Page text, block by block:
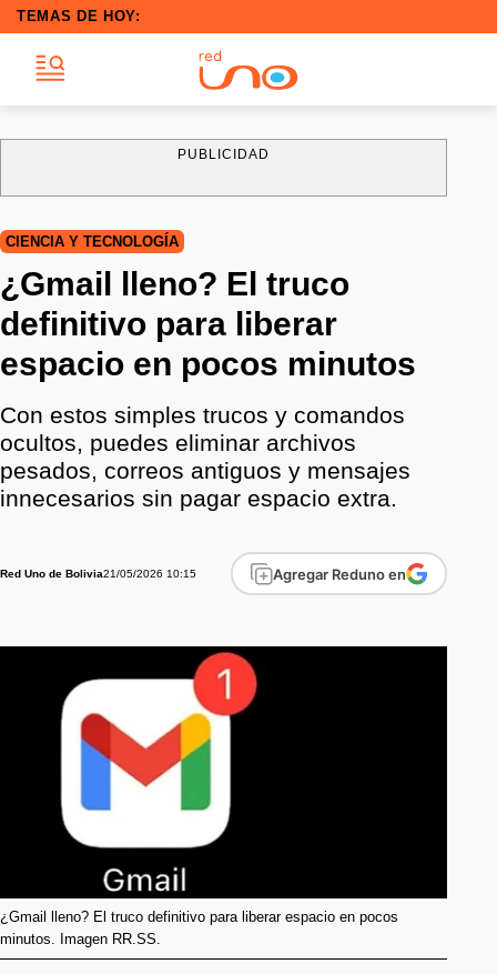
TEMAS DE HOY:
PUBLICIDAD
CIENCIA Y TECNOLOGÍA
¿Gmail lleno? El truco
definitivo para liberar
espacio en pocos minutos
Con estos simples trucos y comandos
ocultos, puedes eliminar archivos
pesados, correos antiguos y mensajes
innecesarios sin pagar espacio extra.
Red Uno de Bolivia21/05/2026 10:15 Agregar Reduno en
¿Gmail lleno? El truco definitivo para liberar espacio en pocos
minutos. Imagen RR.SS.